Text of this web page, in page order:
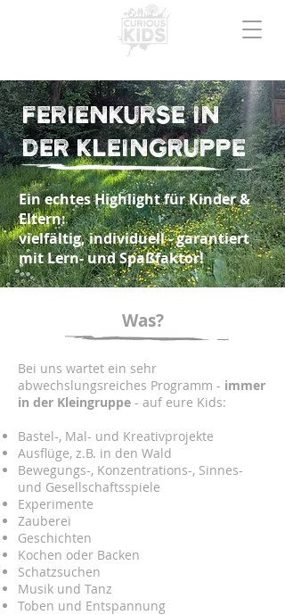
Ferienkurse in
der Kleingruppe
Ein echtes Highlight für Kinder &
Eltern:
vielfältig, individuell - garantiert
mit Lern- und Spaßfaktor!
Was?
Bei uns wartet ein sehr
abwechslungsreiches Programm - immer
in der Kleingruppe - auf eure Kids:
Bastel-, Mal- und Kreativprojekte
Ausflüge, z.B. in den Wald
Bewegungs-, Konzentrations-, Sinnes-
und Gesellschaftsspiele
Experimente
Zauberei
Geschichten
Kochen oder Backen
Schatzsuchen
Musik und Tanz
Toben und Entspannung